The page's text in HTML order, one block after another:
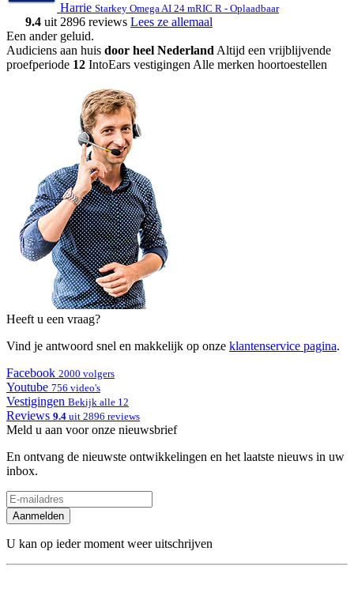
Harrie Starkey Omega AI 24 mRIC R - Oplaadbaar
9.4 uit 2896 reviews Lees ze allemaal
Een ander geluid.
Audiciens aan huis door heel Nederland Altijd een vrijblijvende
proefperiode 12 IntoEars vestigingen Alle merken hoortoestellen
Heeft u een vraag?
Vind je antwoord snel en makkelijk op onze klantenservice pagina.
Facebook 2000 volgers
Youtube 756 video's
Vestigingen Bekijk alle 12
Reviews 9.4 uit 2896 reviews
Meld u aan voor onze nieuwsbrief
En ontvang de nieuwste ontwikkelingen en het laatste nieuws in uw
inbox.
Aanmelden
U kan op ieder moment weer uitschrijven